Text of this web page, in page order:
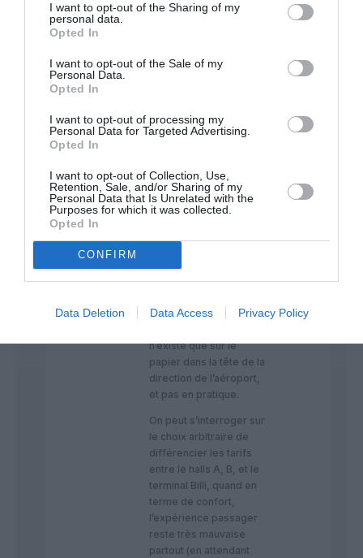
I want to opt-out of the Sharing of my
personal data.
Opted In
I want to opt-out of the Sale of my
Personal Data.
Opted In
I want to opt-out of processing my
Personal Data for Targeted Advertising.
Opted In
I want to opt-out of Collection, Use,
Retention, Sale, and/or Sharing of my
Personal Data that Is Unrelated with the
Purposes for which it was collected.
Opted In
CONFIRM
Data Deletion Data Access Privacy Policy
low cost » (c’est à dire
terminal Billi. Offre de
pas de boutiques,
espaces exigus, peu de
saleté…
Alors l’aéroport prévoit
enfin des travaux
était temps. Mais
aujourd’hui, dire que
le Hall A ne l’est pas,
n’existe que sur le
papier dans la tête de la
direction de l’aéroport,
et pas en pratique.
On peut s’interroger sur
le choix arbitraire de
différencier les tarifs
entre le halls A, B, et le
terminal Billi, quand en
terme de confort,
l’expérience passager
reste très mauvaise
partout (en attendant